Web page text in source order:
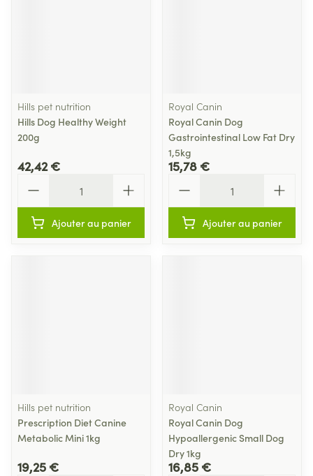
Hills pet nutrition
Hills Dog Healthy Weight
200g
42,42 €
Ajouter au panier
Royal Canin
Royal Canin Dog
Gastrointestinal Low Fat Dry
1,5kg
15,78 €
Ajouter au panier
Hills pet nutrition
Prescription Diet Canine
Metabolic Mini 1kg
19,25 €
Royal Canin
Royal Canin Dog
Hypoallergenic Small Dog
Dry 1kg
16,85 €